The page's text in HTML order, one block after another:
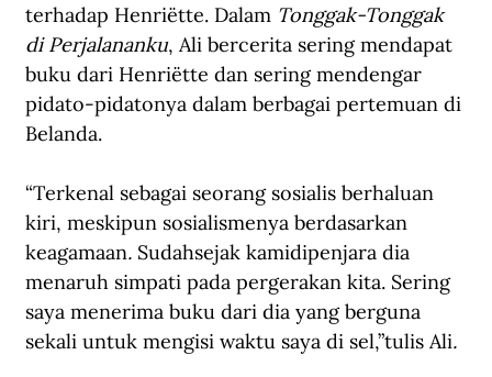
terhadap Henriëtte. Dalam Tonggak-Tonggak
di Perjalananku, Ali bercerita sering mendapat
buku dari Henriëtte dan sering mendengar
pidato-pidatonya dalam berbagai pertemuan di
Belanda.
“Terkenal sebagai seorang sosialis berhaluan
kiri, meskipun sosialismenya berdasarkan
keagamaan. Sudahsejak kamidipenjara dia
menaruh simpati pada pergerakan kita. Sering
saya menerima buku dari dia yang berguna
sekali untuk mengisi waktu saya di sel,”tulis Ali.